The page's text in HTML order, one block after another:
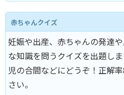
赤ちゃんクイズ
妊娠や出産、赤ちゃんの発達
な知識を問うクイズを出題し
児の合間などにどうぞ！正解
さい。